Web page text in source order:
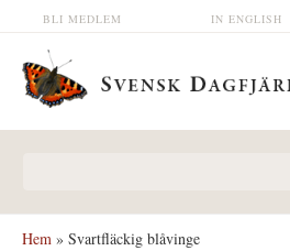
Hoppa till huvudinnehåll IN ENGLISH
BLI MEDLEM
Hem » Svartfläckig blåvinge